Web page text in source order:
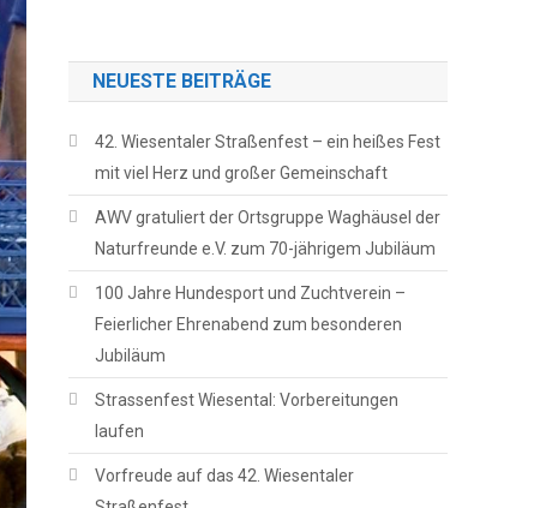
NEUESTE BEITRÄGE
42. Wiesentaler Straßenfest – ein heißes Fest
mit viel Herz und großer Gemeinschaft
AWV gratuliert der Ortsgruppe Waghäusel der
Naturfreunde e.V. zum 70-jährigem Jubiläum
100 Jahre Hundesport und Zuchtverein –
Feierlicher Ehrenabend zum besonderen
Jubiläum
Strassenfest Wiesental: Vorbereitungen
laufen
Vorfreude auf das 42. Wiesentaler